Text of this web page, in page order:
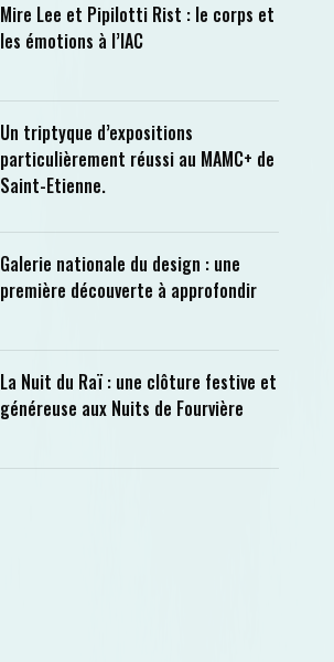
Mire Lee et Pipilotti Rist : le corps et
les émotions à l’IAC
Un triptyque d’expositions
particulièrement réussi au MAMC+ de
Saint-Etienne.
Galerie nationale du design : une
première découverte à approfondir
La Nuit du Raï : une clôture festive et
généreuse aux Nuits de Fourvière